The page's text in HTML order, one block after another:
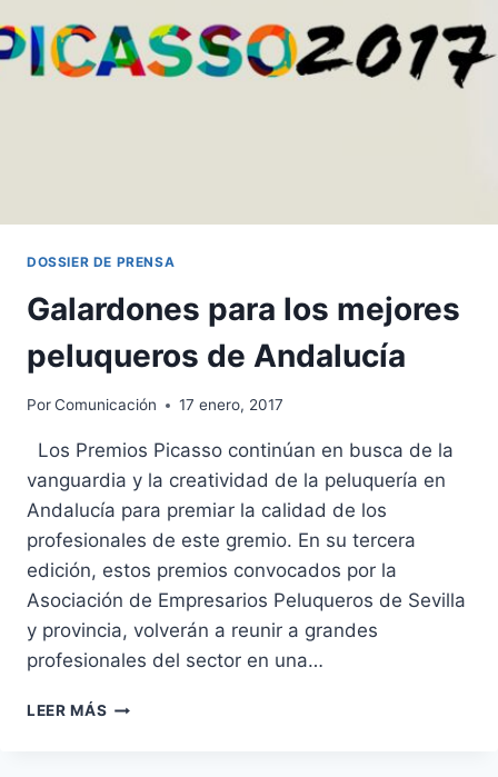
PICASSO
DE
PELUQUERÍA
DOSSIER DE PRENSA
Galardones para los mejores
peluqueros de Andalucía
PorComunicación 17 enero, 2017
Los Premios Picasso continúan en busca de la
vanguardia y la creatividad de la peluquería en
Andalucía para premiar la calidad de los
profesionales de este gremio. En su tercera
edición, estos premios convocados por la
Asociación de Empresarios Peluqueros de Sevilla
y provincia, volverán a reunir a grandes
profesionales del sector en una…
LEER MÁS GALARDONES